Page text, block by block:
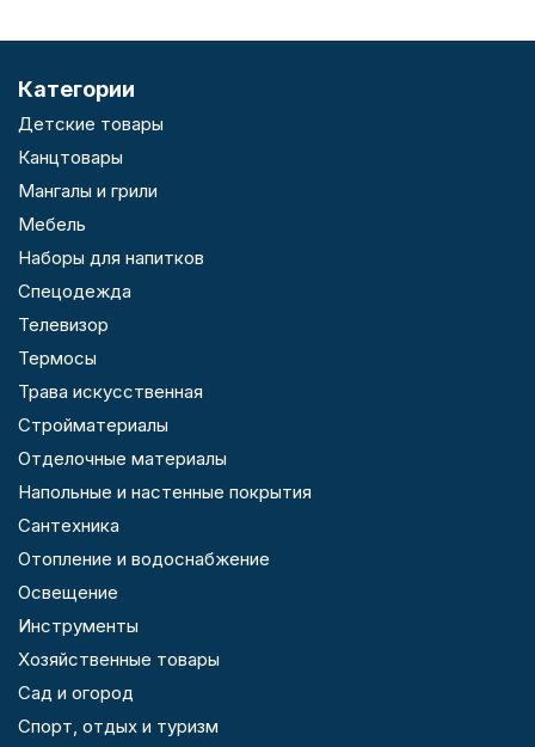
Категории
Детские товары
Канцтовары
Мангалы и грили
Мебель
Наборы для напитков
Спецодежда
Телевизор
Термосы
Трава искусственная
Стройматериалы
Отделочные материалы
Напольные и настенные покрытия
Сантехника
Отопление и водоснабжение
Освещение
Инструменты
Хозяйственные товары
Сад и огород
Спорт, отдых и туризм